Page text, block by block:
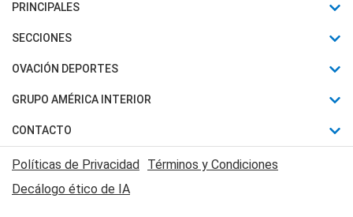
PRINCIPALES
Últimas Noticias
Política
Judiciales
Economia
SECCIONES
Horóscopo
Motores
Trucos caseros
Series y Películas
Edictos y Solicitadas
OVACIÓN DEPORTES
Fútbol
Mundial
Automovilismo
Rugby
GRUPO AMÉRICA INTERIOR
Canal 7 en Vivo
CONTACTO
Acerca de Nosotros
Contactanos
Políticas de Privacidad Términos y Condiciones
Decálogo ético de IA